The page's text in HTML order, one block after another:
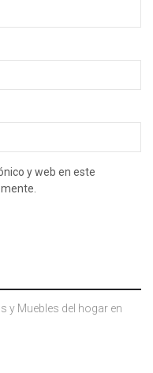
y web en este
y Muebles del hogar en